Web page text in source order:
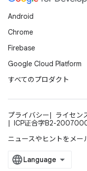
Android
Chrome
Firebase
Google Cloud Platform
すべてのプロダクト
プライバシー ライセン
ICP证合字B2-
ニュースやヒントをメー